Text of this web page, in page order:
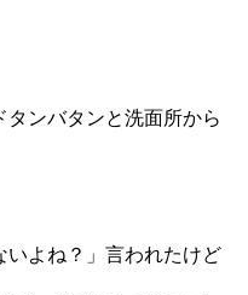
ンバタンと洗面所から
いよね？」言われたけど